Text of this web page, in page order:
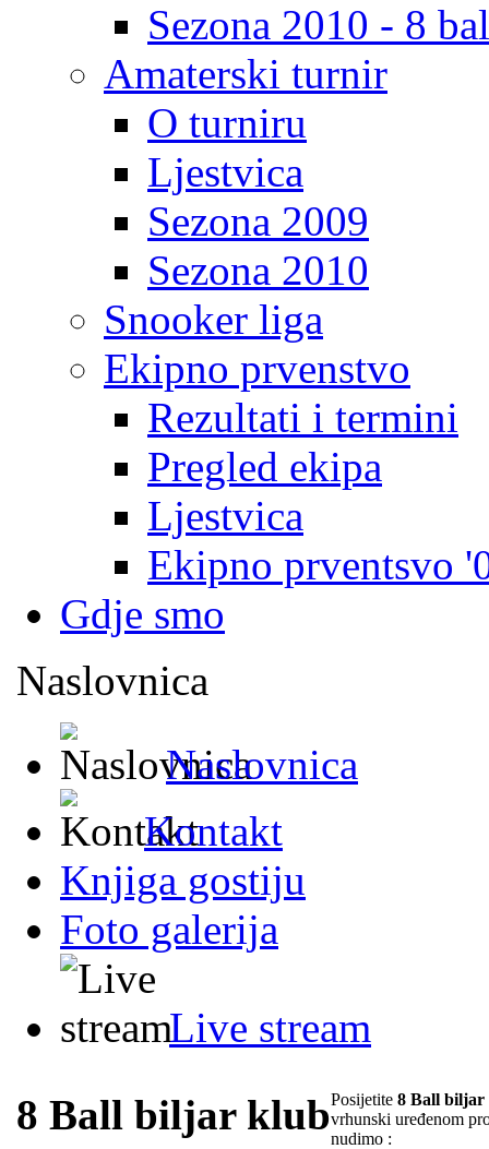
Sezona 2010 - 8
Amaterski turnir
O turniru
Ljestvica
Sezona 2009
Sezona 2010
Snooker liga
Ekipno prvenstvo
Rezultati i termini
Pregled ekipa
Ljestvica
Ekipno prventsvo
Gdje smo
Naslovnica
Naslovnica
Kontakt
Knjiga gostiju
Foto galerija
Live stream
8 Ball biljar klubPosijetite 8 Ball biljar
vrhunski uređenom
nudimo :